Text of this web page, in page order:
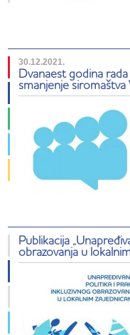
30.12.2021.
Dvanaest godina
smanjenje siromaštva
Publikacija
obrazovanja u